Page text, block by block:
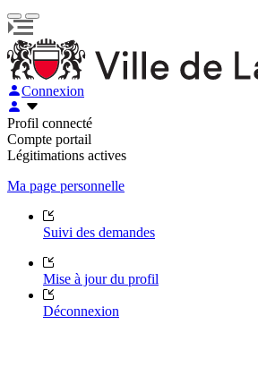
Connexion
Profil connecté
Compte portail
Légitimations actives
Ma page personnelle
Suivi des demandes
Mise à jour du profil
Déconnexion